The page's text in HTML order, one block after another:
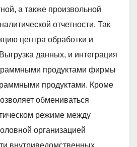
а также произвольной
отчетности. Так
центра обработки и
данных, и интеграция
продуктами фирмы
продуктами. Кроме
обмениваться
режиме между
организацией